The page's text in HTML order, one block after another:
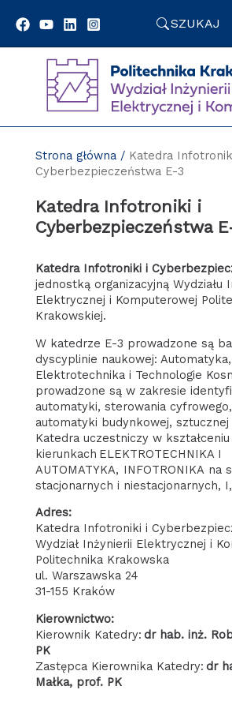
SZUKAJ
Strona główna/ Katedra
Cyberbezpieczeństwa E-3
Katedra Infotroniki i
Cyberbezpieczeństwa
Katedra Infotroniki i
jednostką organizacyjną Wydziału
Elektrycznej i Komputerowej
Krakowskiej.
W katedrze E-3 prowadzone są
dyscyplinie naukowej:
Elektrotechnika i Technologie
prowadzone są w zakresie
automatyki, sterowania
automatyki budynkowej, sztucznej
Katedra uczestniczy w kształceniu
kierunkach ELEKTROTECHNIKA I
AUTOMATYKA, INFOTRONIKA na
stacjonarnych i niestacjonarnych,
Adres:
Katedra Infotroniki i
Wydział Inżynierii Elektrycznej i
Politechnika Krakowska
ul. Warszawska 24
31-155 Kraków
Kierownictwo:
Kierownik Katedry: dr hab. inż.
PK
Zastępca Kierownika Katedry: dr
Małka, prof. PK